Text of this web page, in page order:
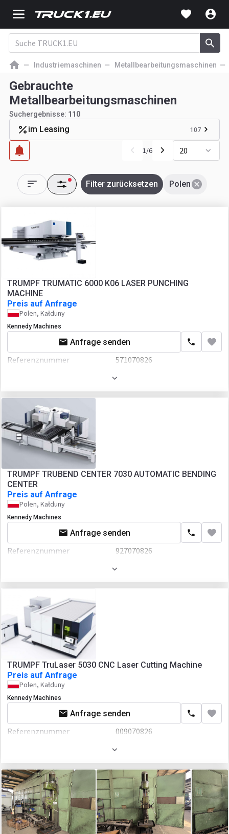
Industriemaschinen Metallbearbeitungsmaschinen
Gebrauchte
Metallbearbeitungsmaschinen
Suchergebnisse: 110
im Leasing 107
1/6 20
Polen
Filter zurücksetzen
TRUMPF TRUMATIC 6000 K06 LASER PUNCHING
MACHINE
Preis auf Anfrage
Polen, Kałduny
Kennedy Machines
Anfrage senden
Referenznummer
571070826
2022
TRUMPF TRUBEND CENTER 7030 AUTOMATIC BENDING
CENTER
Preis auf Anfrage
Polen, Kałduny
Kennedy Machines
Anfrage senden
Referenznummer
927070826
2023
TRUMPF TruLaser 5030 CNC Laser Cutting Machine
Preis auf Anfrage
Polen, Kałduny
Kennedy Machines
Anfrage senden
Referenznummer
009070826
2022
Zusätzlich
CNC